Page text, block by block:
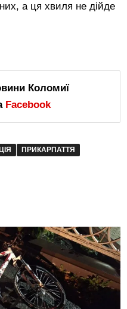
а ця хвиля не дійде
Коломиї
Facebook
ПРИКАРПАТТЯ